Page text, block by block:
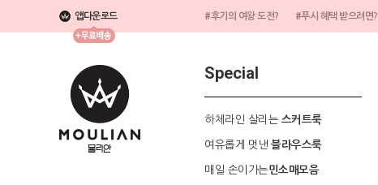
앱다운로드 #후기의 여왕 도전? #푸시 혜택 받으려면?
Special
하체라인 살리는 스커트룩
여유롭게 멋낸 블라우스룩
매일 손이가는민소매모음